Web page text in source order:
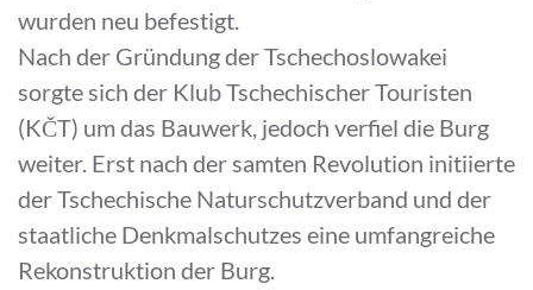
wurden neu befestigt.
Nach der Gründung der Tschechoslowakei
sorgte sich der Klub Tschechischer Touristen
(KČT) um das Bauwerk, jedoch verfiel die Burg
weiter. Erst nach der samten Revolution initiierte
der Tschechische Naturschutzverband und der
staatliche Denkmalschutzes eine umfangreiche
Rekonstruktion der Burg.